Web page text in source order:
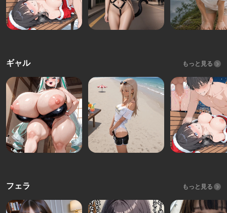
ギャル もっと見る
フェラ もっと見る